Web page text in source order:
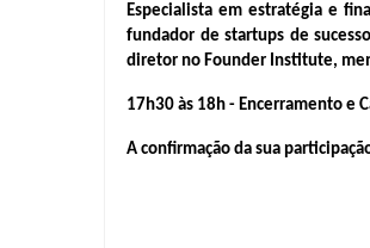
Especialista em estratégia e
fundador de startups de
diretor no Founder Institute,
17h30 às 18h - Encerramento e
A confirmação da sua